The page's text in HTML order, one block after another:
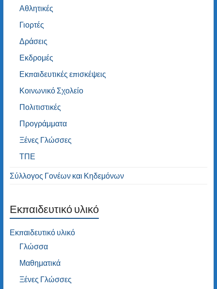
Αθλητικές
Γιορτές
Δράσεις
Εκδρομές
Εκπαιδευτικές επισκέψεις
Κοινωνικό Σχολείο
Πολιτιστικές
Προγράμματα
Ξένες Γλώσσες
ΤΠΕ
Σύλλογος Γονέων και Κηδεμόνων
Εκπαιδευτικό υλικό
Εκπαιδευτικό υλικό
Γλώσσα
Μαθηματικά
Ξένες Γλώσσες